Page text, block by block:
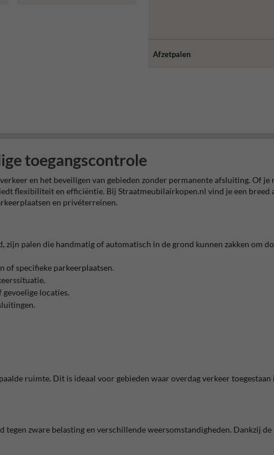
Afzetpalen
toegangscontrole
en het beveiligen van gebieden zonder permanente afsluiting. Of
flexibiliteit en efficiëntie. Bij Straatmeubilairkopen.nl vind je een
en privéterreinen.
palen die handmatig of automatisch in de grond kunnen zakken om
of specifieke parkeerplaatsen.
locaties.
ruimte. Dit is ideaal voor gebieden waar overdag verkeer
tegen zware belasting en verschillende weersomstandigheden. Dankzij